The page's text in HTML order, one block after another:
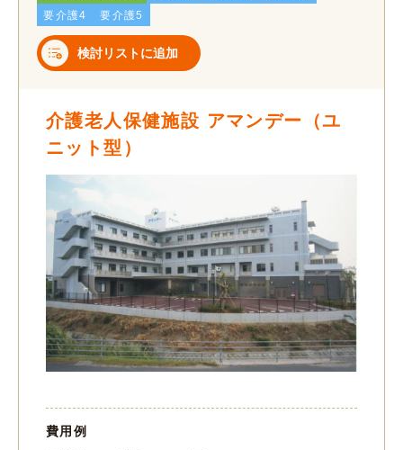
要介護4
要介護5
検討リストに追加
介護老人保健施設 アマンデー（ユ
ニット型）
費用例